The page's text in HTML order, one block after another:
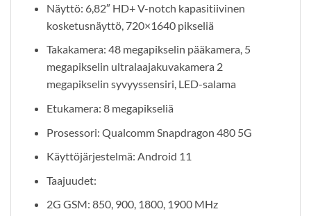
Näyttö: 6,82″ HD+ V-notch kapasitiivinen
kosketusnäyttö, 720×1640 pikseliä
Takakamera: 48 megapikselin pääkamera, 5
megapikselin ultralaajakuvakamera 2
megapikselin syvyyssensiri, LED-salama
Etukamera: 8 megapikseliä
Prosessori: Qualcomm Snapdragon 480 5G
Käyttöjärjestelmä: Android 11
Taajuudet:
2G GSM: 850, 900, 1800, 1900 MHz